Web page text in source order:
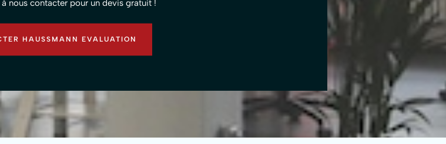
nous contacter pour un devis gratuit !
HAUSSMANN EVALUATION